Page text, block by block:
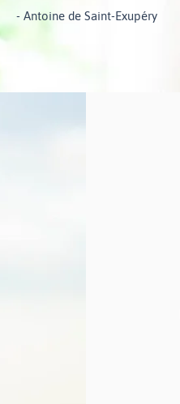
- Antoine de Saint-Exupéry